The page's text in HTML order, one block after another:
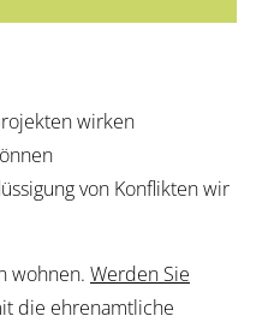
wirken
von Konflikten wir
wohnen. Werden Sie
die ehrenamtliche